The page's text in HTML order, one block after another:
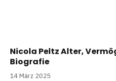
Nicola Peltz Alter,
Biografie
14 März 2025